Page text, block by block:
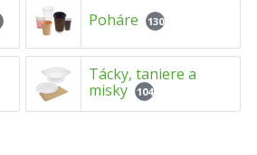
Poháre 130
Tácky, taniere a
misky
104